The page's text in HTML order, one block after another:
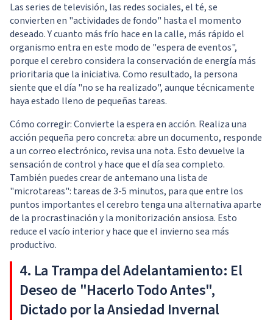
Las series de televisión, las redes sociales, el té, se
convierten en "actividades de fondo" hasta el momento
deseado. Y cuanto más frío hace en la calle, más rápido el
organismo entra en este modo de "espera de eventos",
porque el cerebro considera la conservación de energía más
prioritaria que la iniciativa. Como resultado, la persona
siente que el día "no se ha realizado", aunque técnicamente
haya estado lleno de pequeñas tareas.
Cómo corregir: Convierte la espera en acción. Realiza una
acción pequeña pero concreta: abre un documento, responde
a un correo electrónico, revisa una nota. Esto devuelve la
sensación de control y hace que el día sea completo.
También puedes crear de antemano una lista de
"microtareas": tareas de 3-5 minutos, para que entre los
puntos importantes el cerebro tenga una alternativa aparte
de la procrastinación y la monitorización ansiosa. Esto
reduce el vacío interior y hace que el invierno sea más
productivo.
4. La Trampa del Adelantamiento: El
Deseo de "Hacerlo Todo Antes",
Dictado por la Ansiedad Invernal